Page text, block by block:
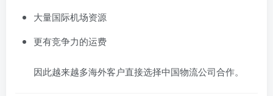
大量国际机场资源
更有竞争力的运费
因此越来越多海外客户直接选择中国物流公司合作。